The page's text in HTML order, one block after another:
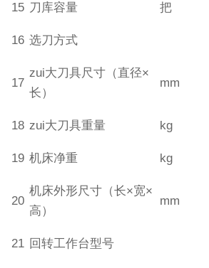
15 刀库容量 把
16 选刀方式
17
zui大刀具尺寸（直径×
长）
mm
18 zui大刀具重量 kg
19 机床净重 kg
20
机床外形尺寸（长×宽×
高）
mm
21 回转工作台型号